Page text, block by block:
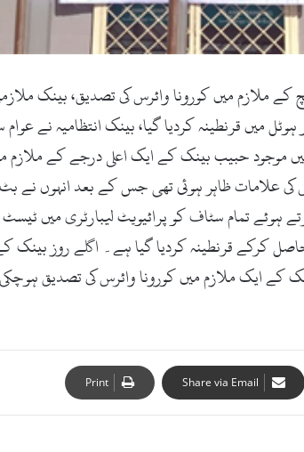
ملازم میں کورونا وائرس کی تصدیق، بینک
میں قرنطینہ کردیا گیا، بینک انتظامیہ نے
موجود حبیب بینک کے ایک اعلی درجے کے
علامات ظاہر ہوئی تھی جس کے بعد انہوں نے
ہوئے تمام سٹاف کو پرائیویٹ لیبارٹری میں
قرنطینہ کردیا گیا ہے۔ اگلے روز بینک کے
کے ایک ملازم میں کورونا وائرس کی تصدیق
Share via Email
Print